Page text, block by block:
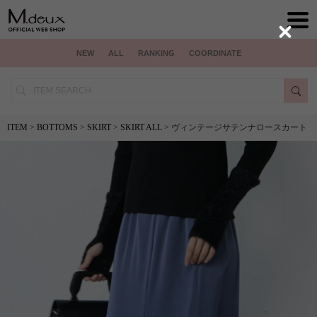
NEW ALL RANKING COORDINATE
ITEM > BOTTOMS > SKIRT > SKIRT ALL > ヴィンテージサテンナロースカート
Close